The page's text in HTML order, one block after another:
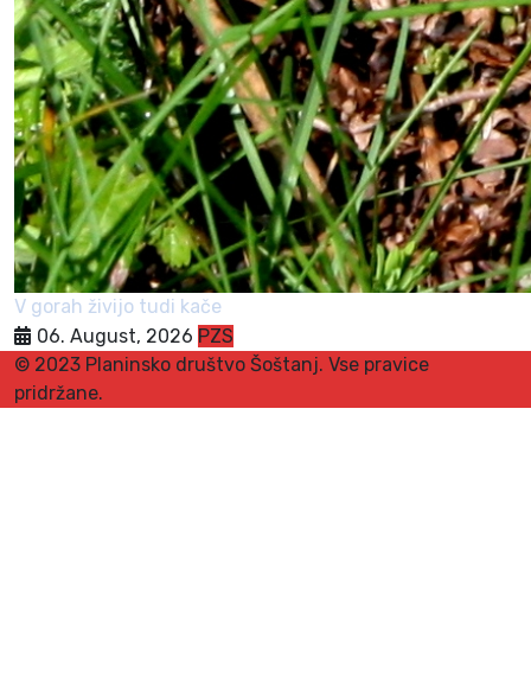
V gorah živijo tudi kače
06. August, 2026 PZS
© 2023 Planinsko društvo Šoštanj. Vse pravice
pridržane.